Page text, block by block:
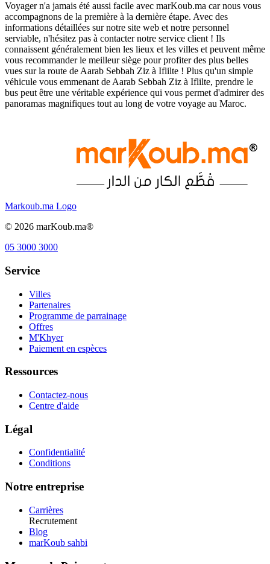
Voyager n'a jamais été aussi facile avec marKoub.ma car nous vous
accompagnons de la première à la dernière étape. Avec des
informations détaillées sur notre site web et notre personnel
serviable, n'hésitez pas à contacter notre service client ! Ils
connaissent généralement bien les lieux et les villes et peuvent même
vous recommander le meilleur siège pour profiter des plus belles
vues sur la route de Aarab Sebbah Ziz à Iflilte ! Plus qu'un simple
véhicule vous emmenant de Aarab Sebbah Ziz à Iflilte, prendre le
bus peut être une véritable expérience qui vous permet d'admirer des
panoramas magnifiques tout au long de votre voyage au Maroc.
Markoub.ma Logo
© 2026 marKoub.ma®
05 3000 3000
Service
Villes
Partenaires
Programme de parrainage
Offres
M'Khyer
Paiement en espèces
Ressources
Contactez-nous
Centre d'aide
Légal
Confidentialité
Conditions
Notre entreprise
Carrières
Recrutement
Blog
marKoub sahbi